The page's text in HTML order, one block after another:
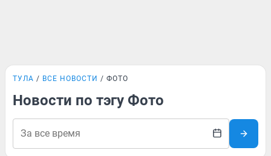
ТУЛА ВСЕ НОВОСТИ ФОТО
Новости по тэгу Фото